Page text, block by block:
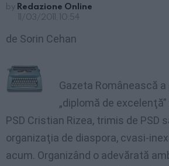
by Redazione Online
11/03/2011, 10:54
de Sorin Cehan
Gazeta Românească
„diplomă de
PSD Cristian Rizea, trimis de PSD
organizaţia de diaspora, cvasi-
acum. Organizând o adevărată